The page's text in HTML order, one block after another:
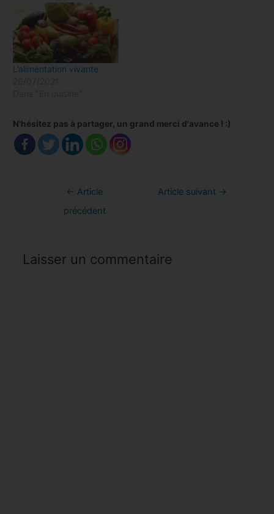
L’alimentation vivante
N'hésitez pas à partager, un grand merci d'avance ! :)
Navigation← Article
précédent
Article suivant →
Laisser un commentaire